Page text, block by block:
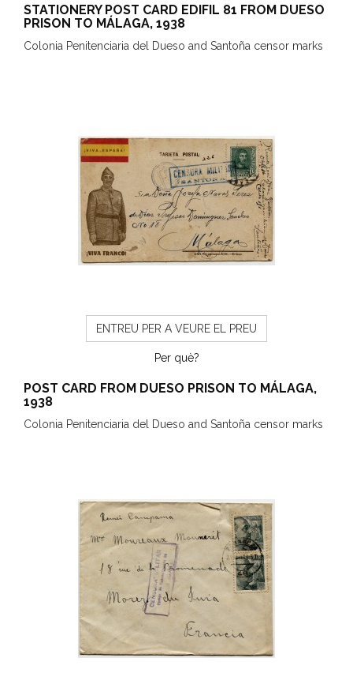
STATIONERY POST CARD EDIFIL 81 FROM DUESO
PRISON TO MÁLAGA, 1938
Colonia Penitenciaria del Dueso and Santoña censor marks
ENTREU PER A VEURE EL PREU
Per què?
POST CARD FROM DUESO PRISON TO MÁLAGA,
1938
Colonia Penitenciaria del Dueso and Santoña censor marks